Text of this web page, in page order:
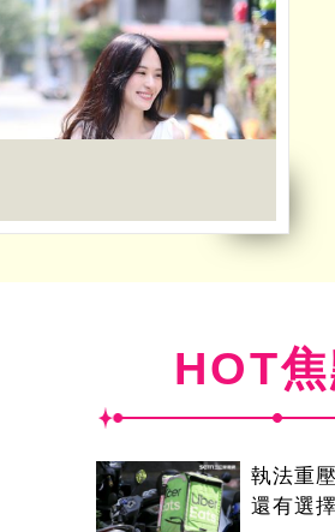
HOT
執法重
還有選